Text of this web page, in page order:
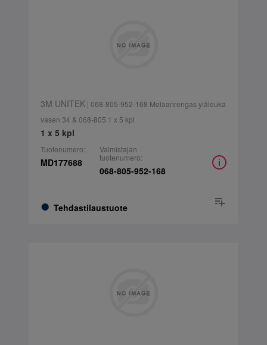
3M UNITEK| 068-805-952-168 Molaarirengas yläleuka
vasen 34 & 068-805 1 x 5 kpl
1 x 5 kpl
Tuotenumero:
MD177688
Tehdastilaustuote
Valmistajan
tuotenumero:
068-805-952-168